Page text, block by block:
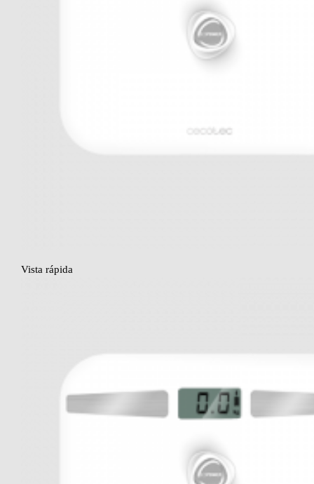
Vista rápida